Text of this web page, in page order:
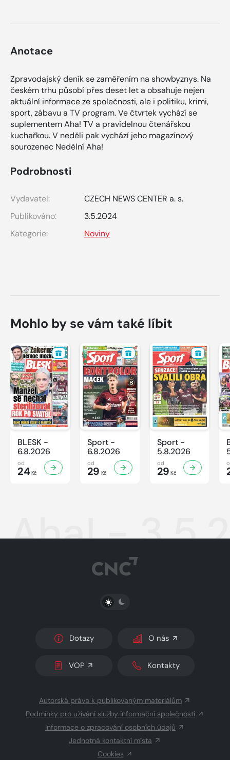
Anotace
Zpravodajský deník se zaměřením na showbyznys. Na
českém trhu působí přes deset let a obsahuje nejen
aktuální informace ze společnosti, ale i politiku, krimi,
sport, zábavu a TV program. Ve čtvrtek vychází se
suplementem Aha! TV a pravidelnou čtenářskou
kuchařkou. V neděli pak vychází jeho magazínový
sourozenec Nedělní Aha!
Podrobnosti
Vydavatel:
CZECH NEWS CENTER a. s.
Publikováno:
3.5.2024
Kategorie:
Noviny
Mohlo by se vám také líbit
BLESK -
6.8.2026
od
24Kč
Sport -
6.8.2026
od
29 Kč
Sport -
5.8.2026
od
29 Kč
Aha! -
PŘEPNOUT SVĚTLÝ/TMAVÝ REŽIM
Dotazy O nás
VOP Kontakty
Autorská práva k publikovaným materiálům
Podmínky pro užívání služby informační společnosti
Informace o zpracování osobních údajů
Jednotná kontaktní místa
Cookies